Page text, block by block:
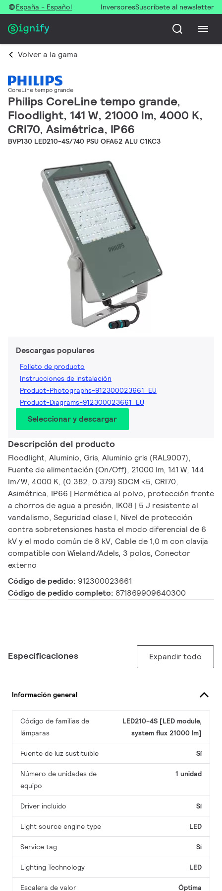
España - Español InversoresSuscríbete al newsletter
Volver a la gama
CoreLine tempo grande
Philips CoreLine tempo grande,
Floodlight, 141 W, 21000 lm, 4000 K,
CRI70, Asimétrica, IP66
BVP130 LED210-4S/740 PSU OFA52 ALU C1KC3
Descargas populares
Folleto de producto
Instrucciones de instalación
Product-Photographs-912300023661_EU
Product-Diagrams-912300023661_EU
Seleccionar y descargar
Descripción del producto
Floodlight, Aluminio, Gris, Aluminio gris (RAL9007),
Fuente de alimentación (On/Off), 21000 lm, 141 W, 144
lm/W, 4000 K, (0.382, 0.379) SDCM <5, CRI70,
Asimétrica, IP66 | Hermética al polvo, protección frente
a chorros de agua a presión, IK08 | 5 J resistente al
vandalismo, Seguridad clase I, Nivel de protección
contra sobretensiones hasta el modo diferencial de 6
kV y el modo común de 8 kV, Cable de 1,0 m con clavija
compatible con Wieland/Adels, 3 polos, Conector
externo
Código de pedido: 912300023661
Código de pedido completo: 871869909640300
Especificaciones Expandir todo
Información general
Código de familias de
lámparas
LED210-4S [LED module,
system flux 21000 lm]
Fuente de luz sustituible Sí
Número de unidades de
equipo
1 unidad
Driver incluido Sí
Light source engine type LED
Service tag Sí
Lighting Technology LED
Escalera de valor Óptima